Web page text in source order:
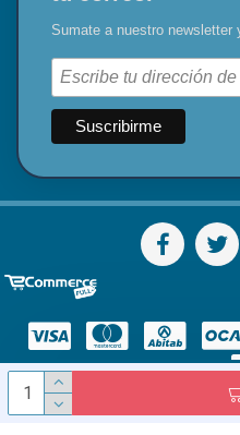
Sumate a nuestro newsletter
Todos los derechos reservados - Diser S.A.S.